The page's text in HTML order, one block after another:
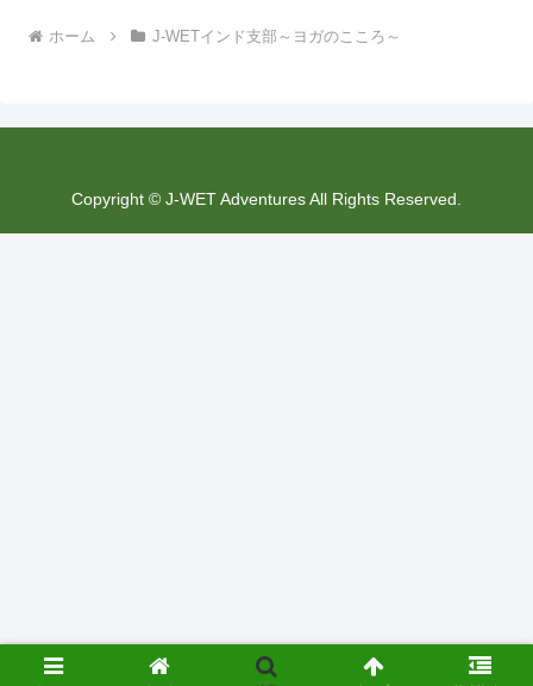
ホーム J-WETインド支部～ヨガのこころ～
Copyright © J-WET Adventures All Rights Reserved.